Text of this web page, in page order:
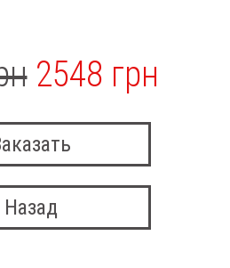
2548 грн
Назад